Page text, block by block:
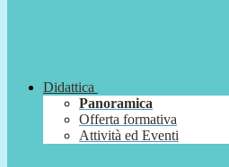
Didattica
Panoramica
Offerta formativa
Attività ed Eventi